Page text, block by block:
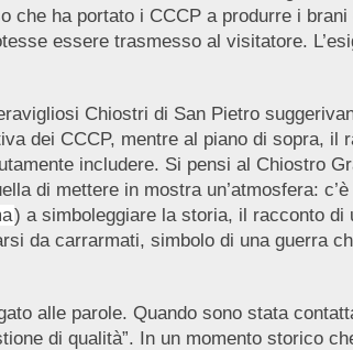
che ha portato i CCCP a produrre i
essere trasmesso al visitatore.
Chiostri di San Pietro
dei CCCP, mentre al piano di sopra,
includere. Si pensi al Chiostro
di mettere in mostra un’atmosfera:
) a simboleggiare la storia, il racconto
da carrarmati, simbolo di una guerra
alle parole. Quando sono stata
di qualità”. In un momento storico